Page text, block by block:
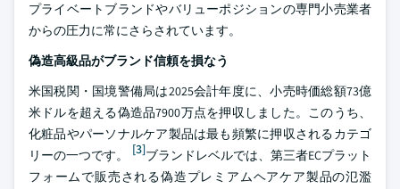
プライベートブランドやバリューポジションの専門小売業者
からの圧力に常にさらされています。
偽造高級品がブランド信頼を損なう
米国税関・国境警備局は2025会計年度に、小売時価総額73億
米ドルを超える偽造品7900万点を押収しました。このうち、
化粧品やパーソナルケア製品は最も頻繁に押収されるカテゴ
リーの一つです。
[3]ブランドレベルでは、第三者ECプラット
フォームで販売される偽造プレミアムヘアケア製品の氾濫